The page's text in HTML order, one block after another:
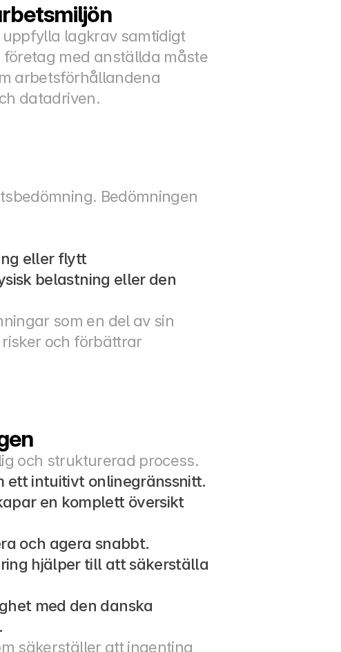
lagkrav samtidigt
med anställda måste
arbetsförhållandena
datadriven.
Bedömningen
eller flytt
belastning eller den
som en del av sin
och förbättrar
och strukturerad process.
ett intuitivt onlinegränssnitt.
en komplett översikt
och agera snabbt.
hjälper till att säkerställa
med den danska
säkerställer att ingenting